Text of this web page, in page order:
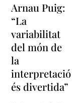
Arnau Puig:
“La
variabilitat
del món de
la
interpretació
és divertida”